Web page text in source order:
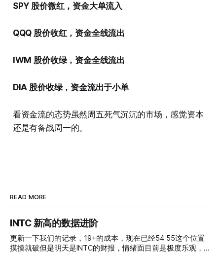
SPY 股价微红，资金大单流入
QQQ 股价收红，资金全线流出
IWM 股价收绿，资金全线流出
DIA 股价收绿，资金流出于小单
看资金流的态势虽然周五死气沉沉的市场，感觉资本
还是有备战周一的。
READ MORE
INTC 新高的数据进阶
更新一下我们的记录，19+的成本，现在已经54 55这个位置
摸摸就破但是明天是INTC的财报，情绪面目前是极度乐观，反